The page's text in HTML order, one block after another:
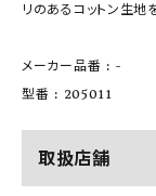
リのあるコットン生地
メーカー品番 : -
型番 : 205011
取扱店舗